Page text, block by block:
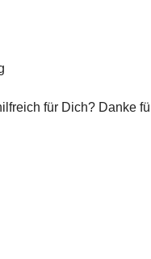
für Dich? Danke